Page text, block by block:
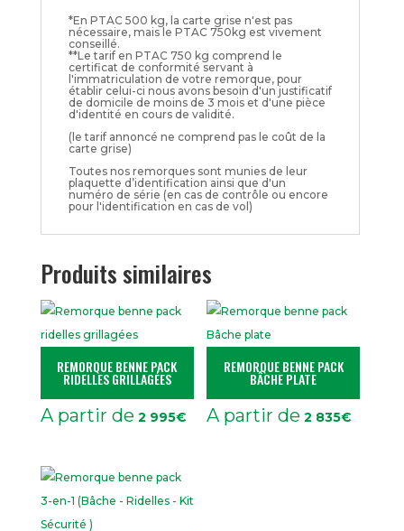
*En PTAC 500 kg, la carte grise n'est pas
nécessaire, mais le PTAC 750kg est vivement
conseillé.
**Le tarif en PTAC 750 kg comprend le
certificat de conformité servant à
l'immatriculation de votre remorque, pour
établir celui-ci nous avons besoin d'un justificatif
de domicile de moins de 3 mois et d'une pièce
d'identité en cours de validité.
(le tarif annoncé ne comprend pas le coût de la
carte grise)
Toutes nos remorques sont munies de leur
plaquette d’identification ainsi que d'un
numéro de série (en cas de contrôle ou encore
pour l'identification en cas de vol)
Produits similaires
REMORQUE BENNE PACK
RIDELLES GRILLAGÉES
A partir de 2 995€
REMORQUE BENNE PACK
BÂCHE PLATE
A partir de 2 835€